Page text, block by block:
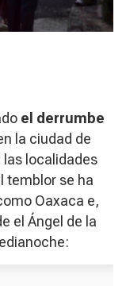
el derrumbe
la ciudad de
las localidades
temblor se ha
Oaxaca e,
el Ángel de la